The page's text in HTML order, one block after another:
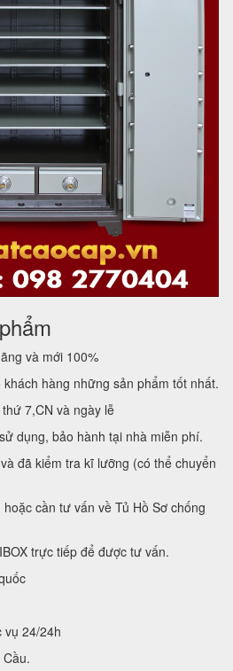
và mới 100%
hàng những sản phẩm tốt nhất.
7,CN và ngày lễ
dụng, bảo hành tại nhà miễn phí.
đã kiểm tra kĩ lưỡng (có thể chuyển
cần tư vấn về Tủ Hồ Sơ chống
trực tiếp để được tư vấn.
vụ 24/24h